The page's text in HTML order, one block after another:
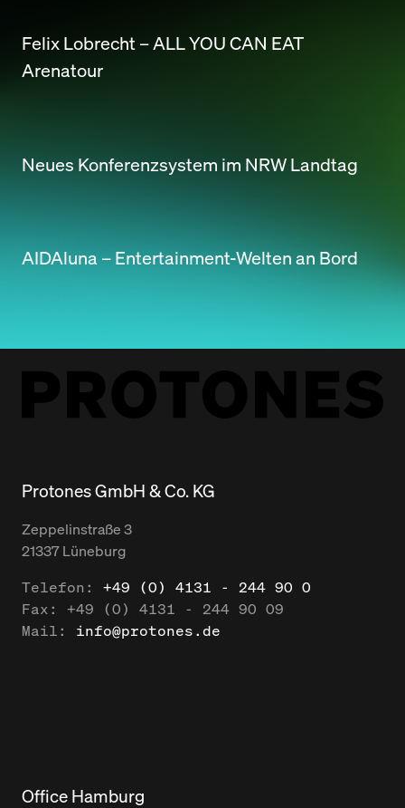
Felix Lobrecht – ALL YOU CAN EAT
Arenatour
Neues Konferenzsystem im NRW Landtag
AIDAluna – Entertainment-Welten an Bord
Protones GmbH & Co. KG
Zeppelinstraße3
21337Lüneburg
Telefon:
+49 (0) 4131 - 244 90 0
Fax:
+49 (0) 4131 - 244 90 09
Mail:
info@protones.de
Office Hamburg